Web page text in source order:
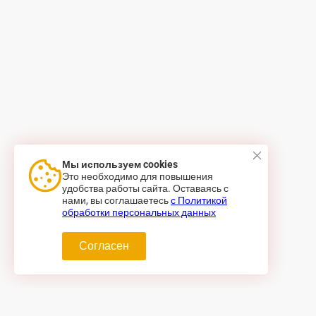
Мы используем cookies
Это необходимо для повышения
удобства работы сайта. Оставаясь с
нами, вы соглашаетесьс Политикой
обработки персональных данных
Согласен